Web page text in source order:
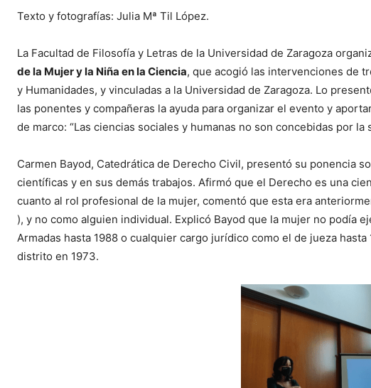
Texto y fotografías: Julia Mª Til López.
La Facultad de Filosofía y Letras de la Universidad de Zaragoza
de la Mujer y la Niña en la Ciencia, que acogió las intervenciones de
y Humanidades, y vinculadas a la Universidad de Zaragoza. Lo
las ponentes y compañeras la ayuda para organizar el evento y
de marco: “Las ciencias sociales y humanas no son concebidas por la
Carmen Bayod, Catedrática de Derecho Civil, presentó su ponencia
científicas y en sus demás trabajos. Afirmó que el Derecho es una
cuanto al rol profesional de la mujer, comentó que esta era
), y no como alguien individual. Explicó Bayod que la mujer no podía
Armadas hasta 1988 o cualquier cargo jurídico como el de jueza
distrito en 1973.